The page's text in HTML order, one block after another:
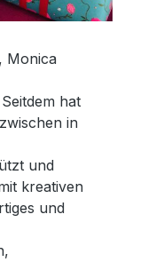
Monica
hat
in
und
kreativen
und